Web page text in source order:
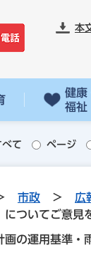
本
健康
福祉
べて ページ
市政 > 広
ついてご意見
の運用基準・